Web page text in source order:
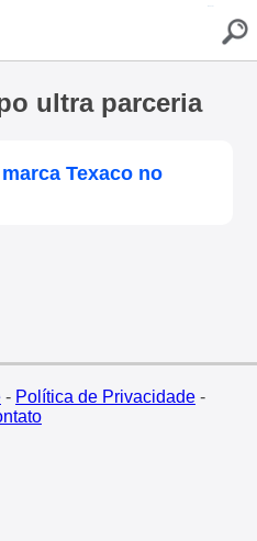
ultra parceria
Texaco no
- Política de Privacidade-